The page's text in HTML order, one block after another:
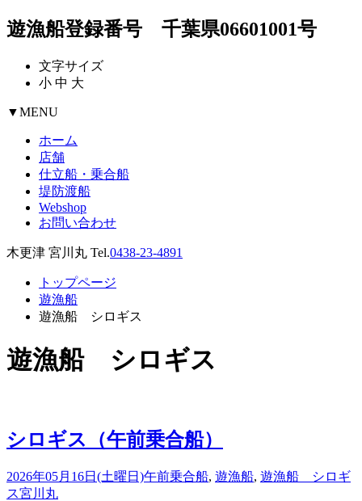
遊漁船登録番号 千葉県06601001号
文字サイズ
小 中 大
▼MENU
ホーム
店舗
仕立船・乗合船
堤防渡船
Webshop
お問い合わせ
木更津 宮川丸 Tel.0438-23-4891
トップページ
遊漁船
遊漁船 シロギス
遊漁船 シロギス
シロギス（午前乗合船）
2026年05月16日(土曜日)午前乗合船, 遊漁船, 遊漁船 シロギ
ス宮川丸